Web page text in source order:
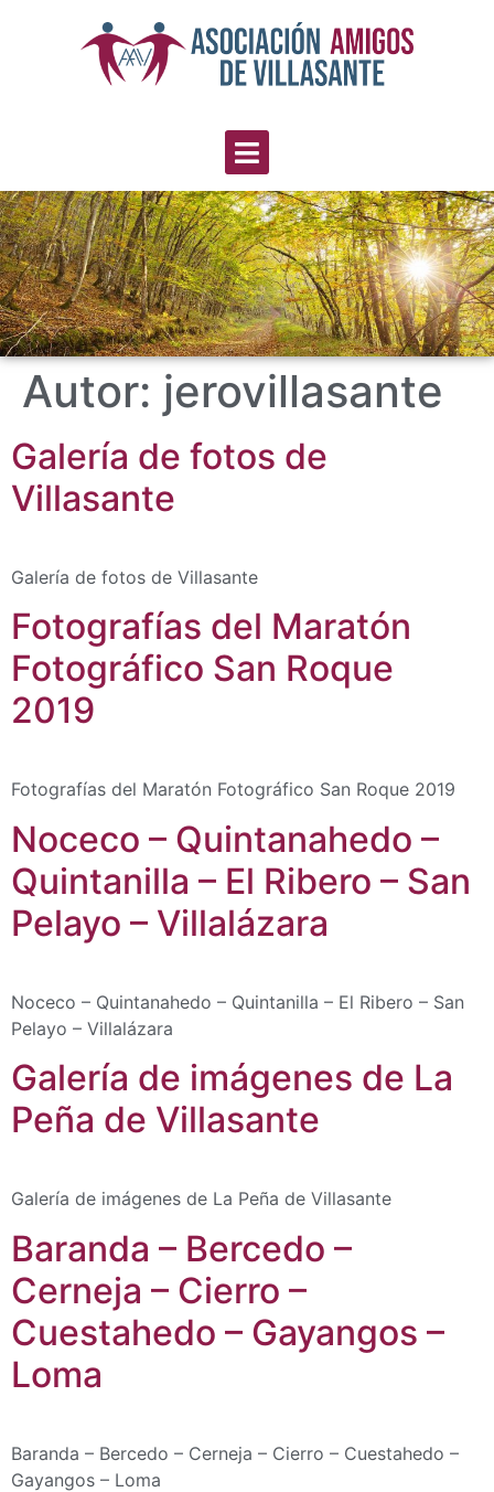
Autor: jerovillasante
Galería de fotos de
Villasante
Galería de fotos de Villasante
Fotografías del Maratón
Fotográfico San Roque
2019
Fotografías del Maratón Fotográfico San Roque 2019
Noceco – Quintanahedo –
Quintanilla – El Ribero – San
Pelayo – Villalázara
Noceco – Quintanahedo – Quintanilla – El Ribero – San
Pelayo – Villalázara
Galería de imágenes de La
Peña de Villasante
Galería de imágenes de La Peña de Villasante
Baranda – Bercedo –
Cerneja – Cierro –
Cuestahedo – Gayangos –
Loma
Baranda – Bercedo – Cerneja – Cierro – Cuestahedo –
Gayangos – Loma